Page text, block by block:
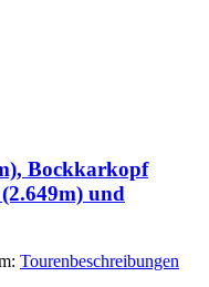
Bockkarkopf
und
Tourenbeschreibungen